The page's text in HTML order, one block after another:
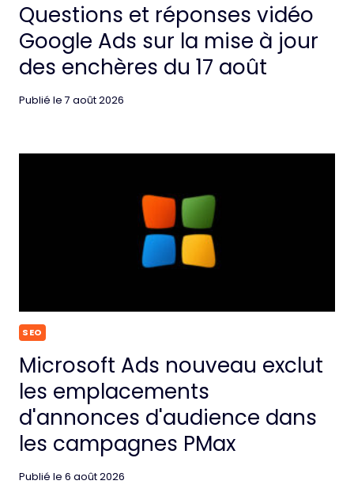
Questions et réponses vidéo
Google Ads sur la mise à jour
des enchères du 17 août
Publié le 7 août 2026
SEO
Microsoft Ads nouveau exclut
les emplacements
d'annonces d'audience dans
les campagnes PMax
Publié le 6 août 2026